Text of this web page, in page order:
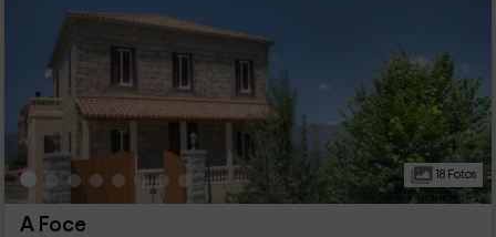
18 Fotos
A Foce